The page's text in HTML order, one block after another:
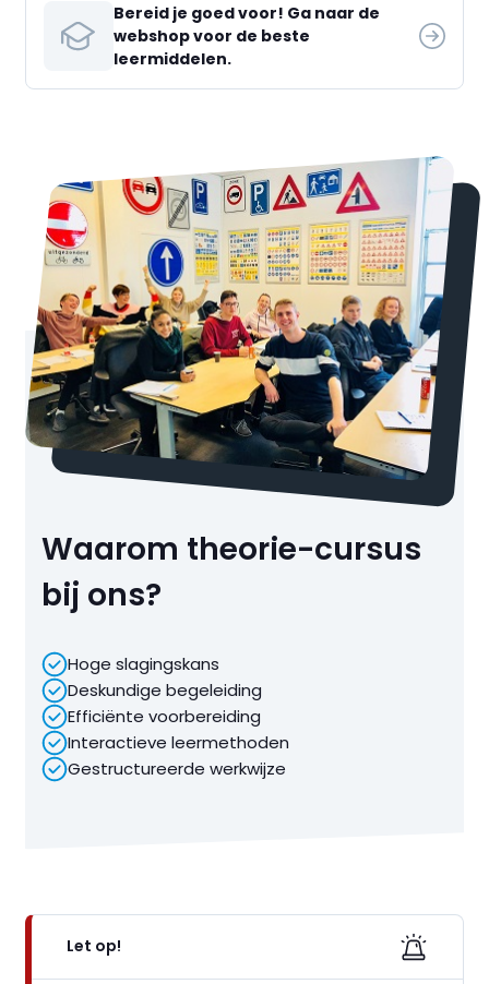
Bereid je goed voor! Ga naar de
webshop voor de beste
leermiddelen.
Waarom theorie-cursus
bij ons?
Hoge slagingskans
Deskundige begeleiding
Efficiënte voorbereiding
Interactieve leermethoden
Gestructureerde werkwijze
Let op!